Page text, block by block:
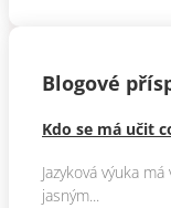
Blogové
Kdo se má učit
Jazyková výuka
jasným...